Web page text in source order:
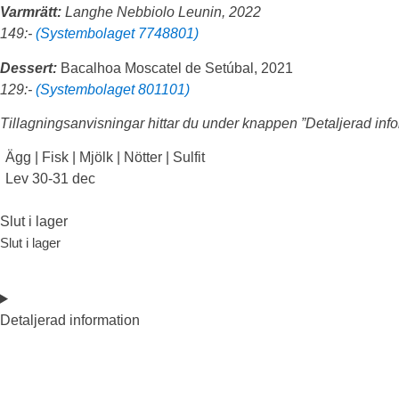
Varmrätt: Langhe Nebbiolo Leunin, 2022
149:- (Systembolaget 7748801)
Dessert: Bacalhoa Moscatel de Setúbal, 2021
129:- (Systembolaget 801101)
Tillagningsanvisningar hittar du under knappen ”Detaljerad
Ägg Fisk Mjölk Nötter
Sulfit
Lev 30-31 dec
Slut i lager
Slut i lager
Detaljerad information